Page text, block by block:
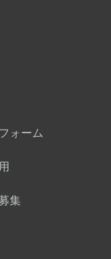
ォーム
集